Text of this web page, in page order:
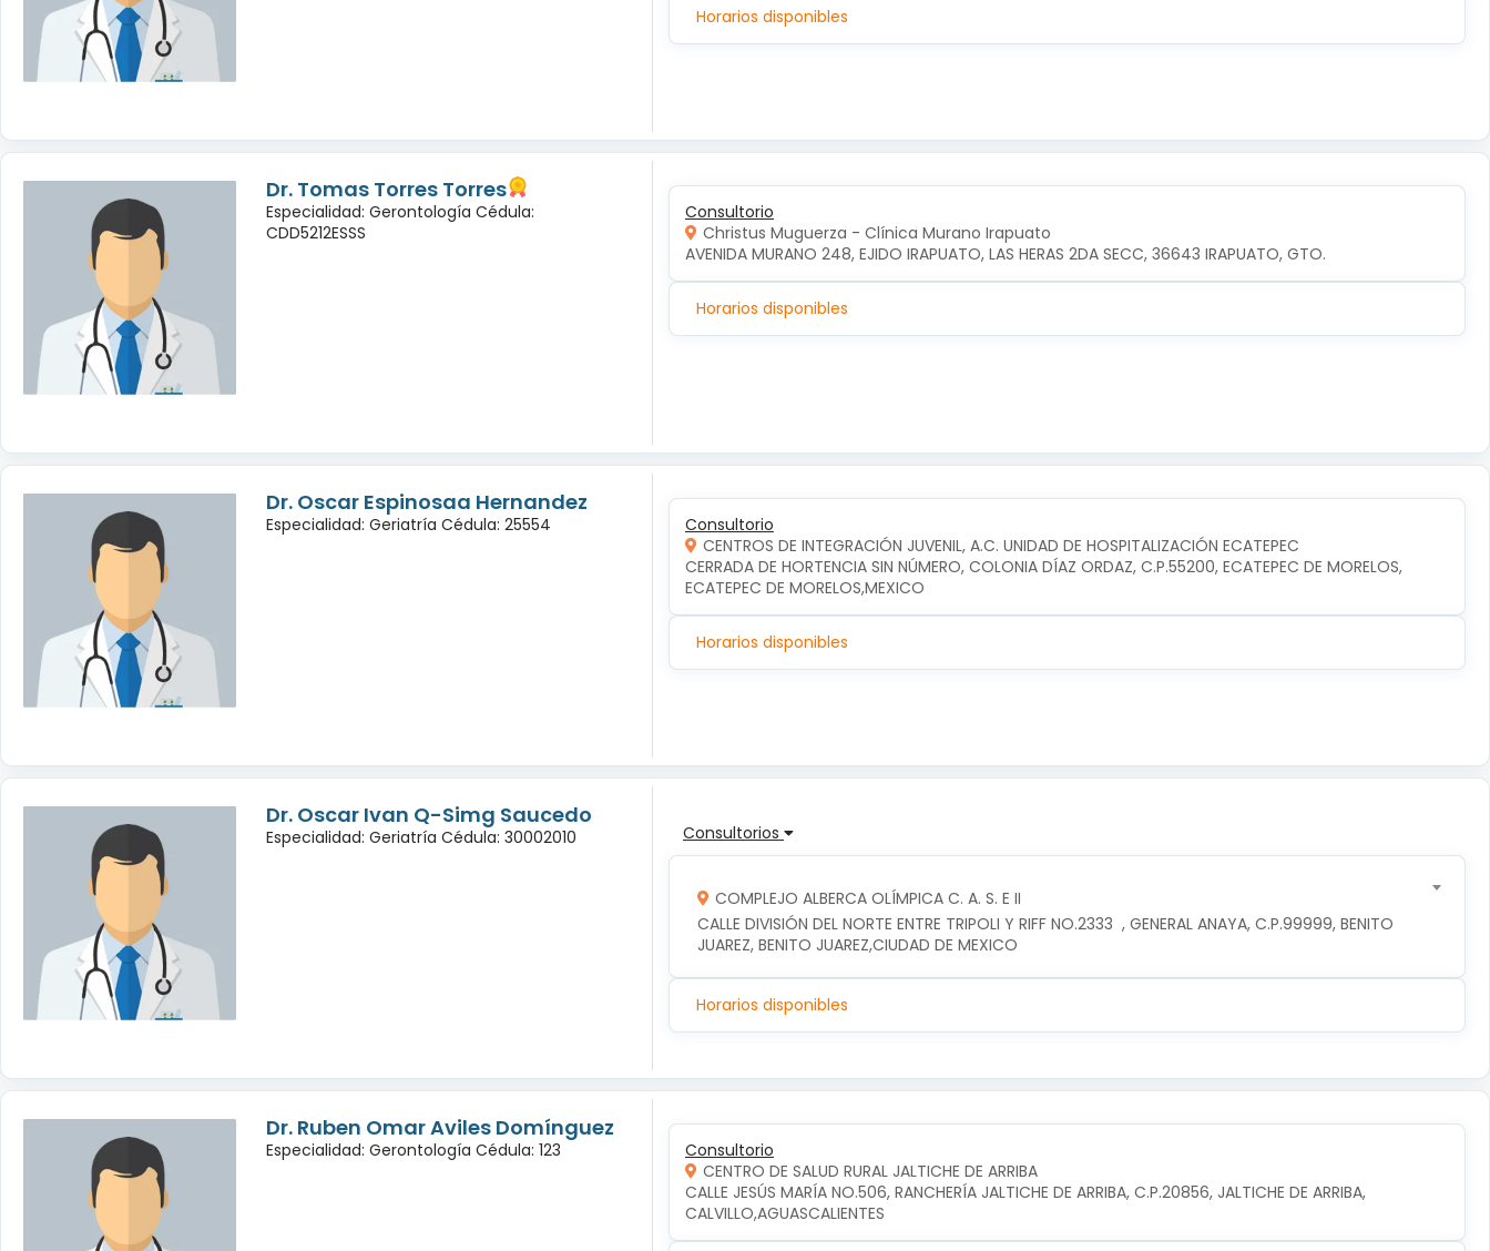
Horarios disponibles
Dr. Tomas Torres Torres
Especialidad: Gerontología Cédula:
CDD5212ESSS
Consultorio
Christus Muguerza - Clínica Murano Irapuato
AVENIDA MURANO 248, EJIDO IRAPUATO, LAS HERAS 2DA SECC, 36643 IRAPUATO, GTO.
Horarios disponibles
Dr. Oscar Espinosaa Hernandez
Especialidad: Geriatría Cédula: 25554
Consultorio
CENTROS DE INTEGRACIÓN JUVENIL, A.C. UNIDAD DE HOSPITALIZACIÓN ECATEPEC
CERRADA DE HORTENCIA SIN NÚMERO, COLONIA DÍAZ ORDAZ, C.P.55200, ECATEPEC DE MORELOS,
ECATEPEC DE MORELOS,MEXICO
Horarios disponibles
Dr. Oscar Ivan Q-Simg Saucedo
Especialidad: Geriatría Cédula: 30002010 Consultorios
COMPLEJO ALBERCA OLÍMPICA C. A. S. E II
CALLE DIVISIÓN DEL NORTE ENTRE TRIPOLI Y RIFF NO.2333  , GENERAL ANAYA, C.P.99999, BENITO
JUAREZ, BENITO JUAREZ,CIUDAD DE MEXICO
Horarios disponibles
Dr. Ruben Omar Aviles Domínguez
Especialidad: Gerontología Cédula: 123
Consultorio
CENTRO DE SALUD RURAL JALTICHE DE ARRIBA
CALLE JESÚS MARÍA NO.506, RANCHERÍA JALTICHE DE ARRIBA, C.P.20856, JALTICHE DE ARRIBA,
CALVILLO,AGUASCALIENTES